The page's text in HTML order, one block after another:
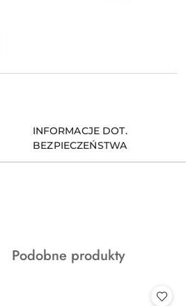
INFORMACJE DOT.
BEZPIECZEŃSTWA
Produkty
Podobne produkty